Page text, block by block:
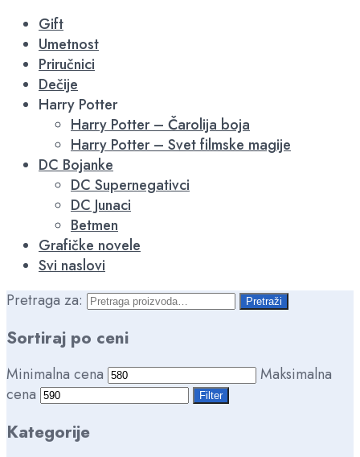
Gift
Umetnost
Priručnici
Dečije
Harry Potter
Harry Potter – Čarolija boja
Harry Potter – Svet filmske magije
DC Bojanke
DC Supernegativci
DC Junaci
Betmen
Grafičke novele
Svi naslovi
Pretraga za:
Pretraži
Sortiraj po ceni
Minimalna cena
Maksimalna
cena
Filter
Kategorije